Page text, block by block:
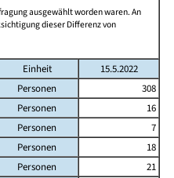
ausgewählt worden waren. An
dieser Differenz von
Einheit
15.5.2022
Personen
308
Personen
16
Personen
7
Personen
18
Personen
21